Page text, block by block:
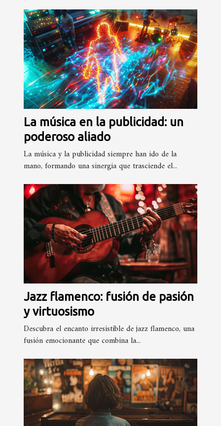
La música en la publicidad: un
poderoso aliado
La música y la publicidad siempre han ido de la
mano, formando una sinergia que trasciende el...
Jazz flamenco: fusión de pasión
y virtuosismo
Descubra el encanto irresistible de jazz flamenco, una
fusión emocionante que combina la...